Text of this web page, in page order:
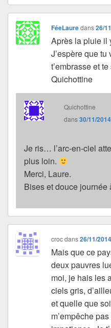
FéeLauredans26/
Après la pluie il
J’espère que
t’embrasse et
Quichottine
Quichottine
dans30/11/
Je ris… l’arc-en-ciel
plus loin.
Merci, Laure.
Bises et douce journée
crocdans26/11/
Mais que ce
deux pauvres
moi, je hais les
ciels gris,
et quelle que
m’empêche